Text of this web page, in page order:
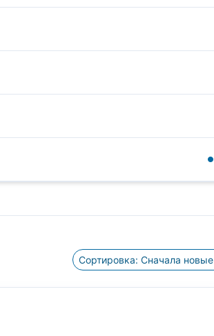
Сортировка: Сначала новые